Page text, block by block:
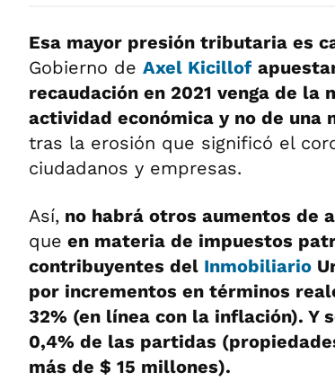
Esa mayor presión tributaria es
Gobierno de Axel Kicillof
recaudación en 2021 venga de la
actividad económica y no de una
tras la erosión que significó el
ciudadanos y empresas.
Así, no habrá otros aumentos de
que en materia de impuestos
contribuyentes del Inmobiliario
por incrementos en términos
32% (en línea con la inflación). Y
0,4% de las partidas
más de $ 15 millones).